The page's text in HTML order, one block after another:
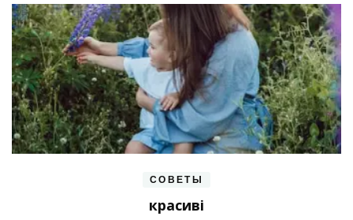
СОВЕТЫ
красиві